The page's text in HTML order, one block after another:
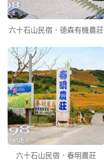
六十石山民宿．德森有機農莊
六十石山民宿．春明農莊